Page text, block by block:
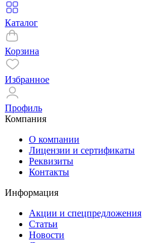
Каталог
Корзина
Избранное
Профиль
Компания
О компании
Лицензии и сертификаты
Реквизиты
Контакты
Информация
Акции и спецпредложения
Статьи
Новости